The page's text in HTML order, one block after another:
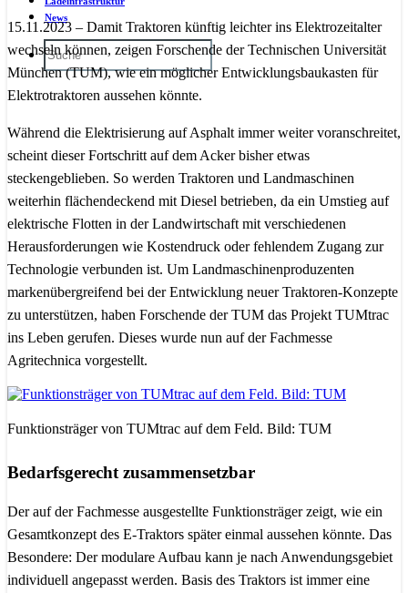
News
15.11.2023 – Damit Traktoren künftig leichter ins Elektrozeitalter
wechseln können, zeigen Forschende der Technischen Universität
München (TUM), wie ein möglicher Entwicklungsbaukasten für
Elektrotraktoren aussehen könnte.
Während die Elektrisierung auf Asphalt immer weiter voranschreitet,
scheint dieser Fortschritt auf dem Acker bisher etwas
steckengeblieben. So werden Traktoren und Landmaschinen
weiterhin flächendeckend mit Diesel betrieben, da ein Umstieg auf
elektrische Flotten in der Landwirtschaft mit verschiedenen
Herausforderungen wie Kostendruck oder fehlendem Zugang zur
Technologie verbunden ist. Um Landmaschinenproduzenten
markenübergreifend bei der Entwicklung neuer Traktoren-Konzepte
zu unterstützen, haben Forschende der TUM das Projekt TUMtrac
ins Leben gerufen. Dieses wurde nun auf der Fachmesse
Agritechnica vorgestellt.
Funktionsträger von TUMtrac auf dem Feld. Bild: TUM
Bedarfsgerecht zusammensetzbar
Der auf der Fachmesse ausgestellte Funktionsträger zeigt, wie ein
Gesamtkonzept des E-Traktors später einmal aussehen könnte. Das
Besondere: Der modulare Aufbau kann je nach Anwendungsgebiet
individuell angepasst werden. Basis des Traktors ist immer eine